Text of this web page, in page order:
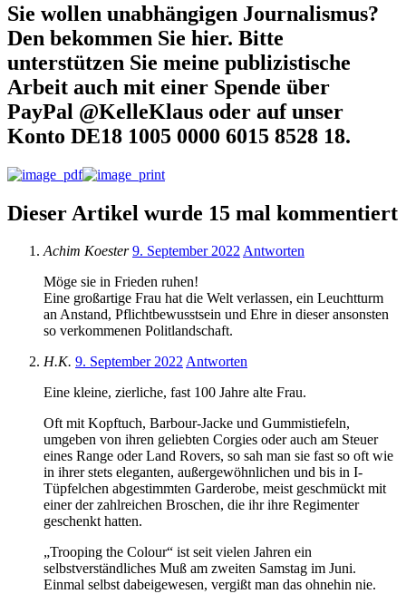
Sie wollen unabhängigen Journalismus?
Den bekommen Sie hier. Bitte
unterstützen Sie meine publizistische
Arbeit auch mit einer Spende über
PayPal @KelleKlaus oder auf unser
Konto DE18 1005 0000 6015 8528 18.
Dieser Artikel wurde 15 mal kommentiert
Achim Koester 9. September 2022Antworten
Möge sie in Frieden ruhen!
Eine großartige Frau hat die Welt verlassen, ein Leuchtturm
an Anstand, Pflichtbewusstsein und Ehre in dieser ansonsten
so verkommenen Politlandschaft.
H.K. 9. September 2022Antworten
Eine kleine, zierliche, fast 100 Jahre alte Frau.
Oft mit Kopftuch, Barbour-Jacke und Gummistiefeln,
umgeben von ihren geliebten Corgies oder auch am Steuer
eines Range oder Land Rovers, so sah man sie fast so oft wie
in ihrer stets eleganten, außergewöhnlichen und bis in I-
Tüpfelchen abgestimmten Garderobe, meist geschmückt mit
einer der zahlreichen Broschen, die ihr ihre Regimenter
geschenkt hatten.
„Trooping the Colour“ ist seit vielen Jahren ein
selbstverständliches Muß am zweiten Samstag im Juni.
Einmal selbst dabeigewesen, vergißt man das ohnehin nie.